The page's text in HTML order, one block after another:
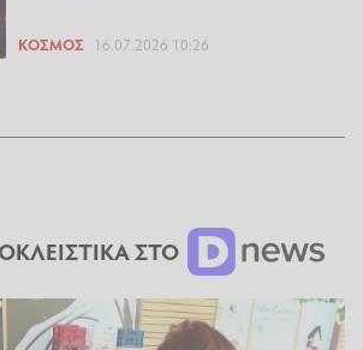
ΚΌΣΜΟΣ 16.07.2026 10:26
ΣΤΟ